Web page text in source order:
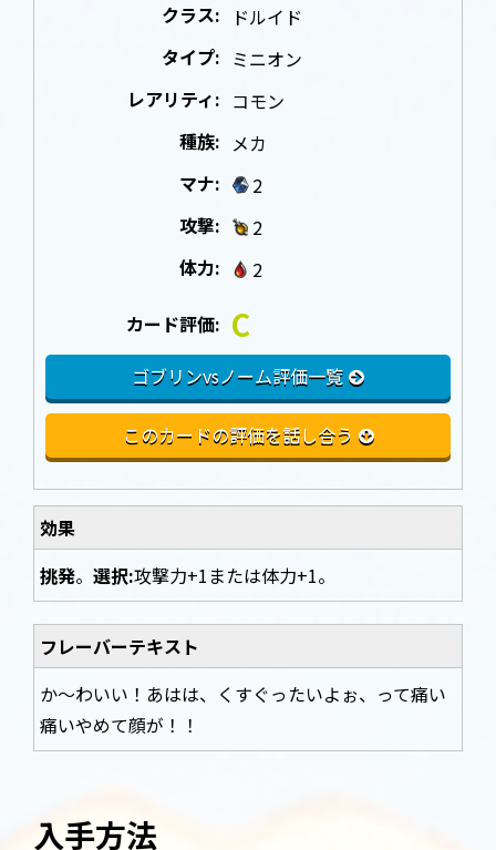
クラス:
ドルイド
タイプ: ミニオン
レアリティ: コモン
種族: メカ
マナ:
2
攻撃:
2
体力:
2
カード評価: C
ゴブリンvsノーム評価一覧
このカードの評価を話し合う
効果
挑発。 選択:攻撃力+1または体力+1。
フレーバーテキスト
か～わいい！あはは、くすぐったいよぉ、って痛い
痛いやめて顔が！！
入手方法